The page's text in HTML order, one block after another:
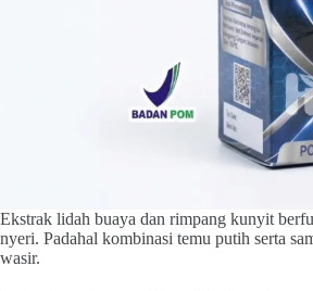
Ekstrak lidah buaya dan rimpang kunyit
nyeri. Padahal kombinasi temu putih serta
wasir.